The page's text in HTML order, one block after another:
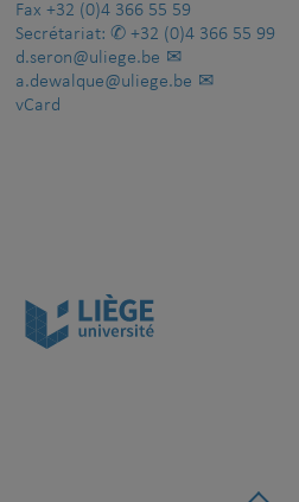
Fax +32 (0)4 366 55 59
Secrétariat:
+32 (0)4 366 55 99
d.seron@uliege.be
a.dewalque@uliege.be
vCard